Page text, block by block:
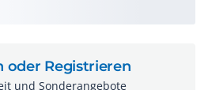
oder Registrieren
und Sonderangebote